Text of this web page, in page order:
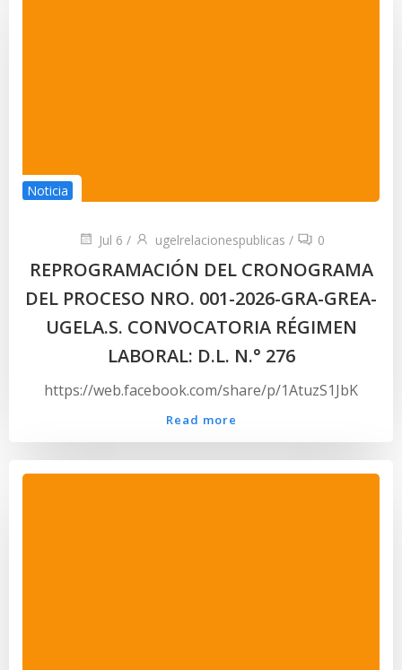
Noticia
Jul 6 / ugelrelacionespublicas / 0
REPROGRAMACIÓN DEL CRONOGRAMA
DEL PROCESO NRO. 001-2026-GRA-GREA-
UGELA.S. CONVOCATORIA RÉGIMEN
LABORAL: D.L. N.° 276
https://web.facebook.com/share/p/1AtuzS1JbK
Read more